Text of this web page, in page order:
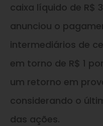
caixa líquido de R$
anunciou o
intermediários de
em torno de R$ 1
um retorno em
considerando o
das ações.